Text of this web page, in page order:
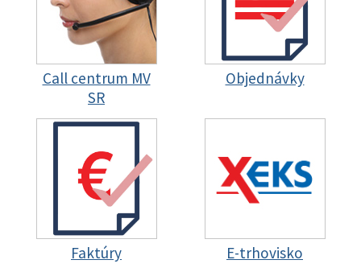
Call centrum MV
SR
Objednávky
Faktúry E-trhovisko